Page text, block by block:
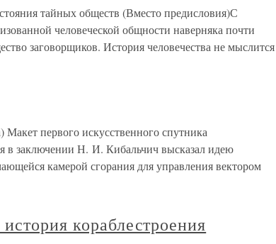
тайных обществ (Вместо предисловия)С
человеческой общности наверняка почти
заговорщиков. История человечества не мыслится
первого искусственного спутника
в заключении Н. И. Кибальчич высказал идею
камерой сгорания для управления вектором
кораблестроения